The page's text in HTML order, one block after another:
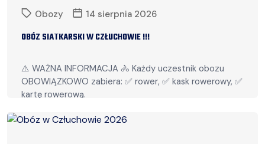
Obozy 14 sierpnia 2026
OBÓZ SIATKARSKI W CZŁUCHOWIE !!!
⚠️ WAŻNA INFORMACJA 🚴 Każdy uczestnik obozu
OBOWIĄZKOWO zabiera: ✅ rower, ✅ kask rowerowy, ✅
kartę rowerową.